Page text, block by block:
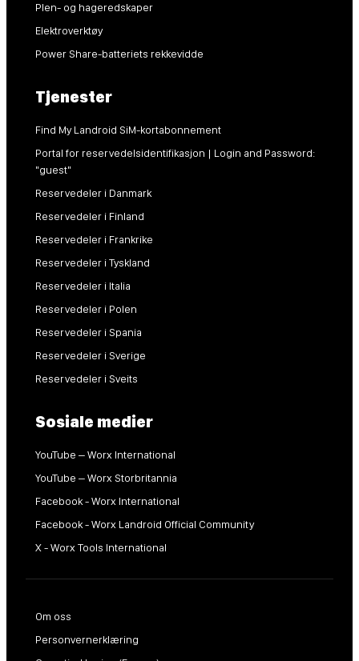
Plen- og hageredskaper
Elektroverktøy
Power Share-batteriets rekkevidde
Tjenester
Find My Landroid SiM-kortabonnement
Portal for reservedelsidentifikasjon | Login and Password:
"guest"
Reservedeler i Danmark
Reservedeler i Finland
Reservedeler i Frankrike
Reservedeler i Tyskland
Reservedeler i Italia
Reservedeler i Polen
Reservedeler i Spania
Reservedeler i Sverige
Reservedeler i Sveits
Sosiale medier
YouTube – Worx International
YouTube – Worx Storbritannia
Facebook - Worx International
Facebook - Worx Landroid Official Community
X - Worx Tools International
Om oss
Personvernerklæring